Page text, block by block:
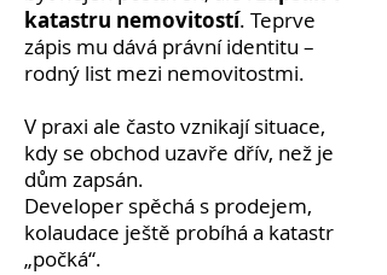
katastru nemovitostí. Teprve
zápis mu dává právní identitu –
rodný list mezi nemovitostmi.
V praxi ale často vznikají situace,
kdy se obchod uzavře dřív, než je
dům zapsán.
Developer spěchá s prodejem,
kolaudace ještě probíhá a katastr
„počká“.